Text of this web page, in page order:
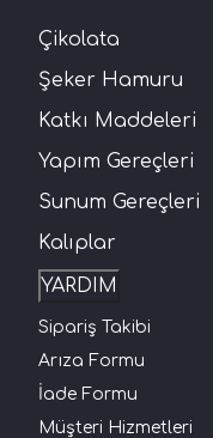
Çikolata
Şeker Hamuru
Katkı Maddeleri
Yapım Gereçleri
Sunum Gereçleri
Kalıplar
YARDIM
Sipariş Takibi
Arıza Formu
İade Formu
Müşteri Hizmetleri